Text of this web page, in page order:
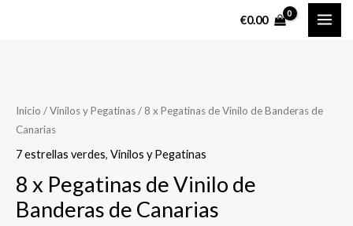
€0.00
Inicio /Vinilos y Pegatinas/ 8 x Pegatinas de Vinilo de Banderas de
Canarias
7 estrellas verdes, Vinilos y Pegatinas
8 x Pegatinas de Vinilo de
Banderas de Canarias
Pegatinas
de
Vinilo
Banderas
de